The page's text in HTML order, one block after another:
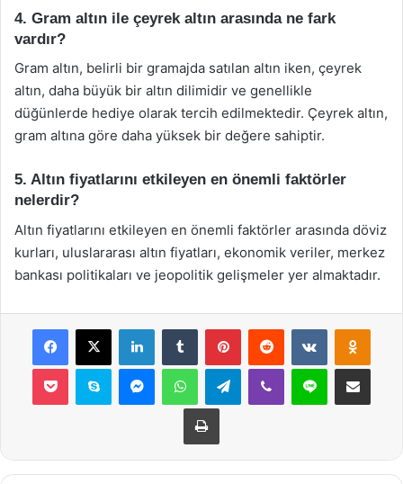
4. Gram altın ile çeyrek altın arasında ne fark
vardır?
Gram altın, belirli bir gramajda satılan altın iken, çeyrek
altın, daha büyük bir altın dilimidir ve genellikle
düğünlerde hediye olarak tercih edilmektedir. Çeyrek altın,
gram altına göre daha yüksek bir değere sahiptir.
5. Altın fiyatlarını etkileyen en önemli faktörler
nelerdir?
Altın fiyatlarını etkileyen en önemli faktörler arasında döviz
kurları, uluslararası altın fiyatları, ekonomik veriler, merkez
bankası politikaları ve jeopolitik gelişmeler yer almaktadır.
Facebook
X LinkedInTumblr PinterestReddit VKontakte
Pocket Skype MessengerWhatsAppTelegramViber Line E-Posta ile
Yazdır